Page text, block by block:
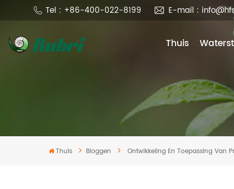
Tel : +86-400-022-8199 E-mail :
Thuis
Thuis Bloggen Ontwikkeling En Toepassing Van